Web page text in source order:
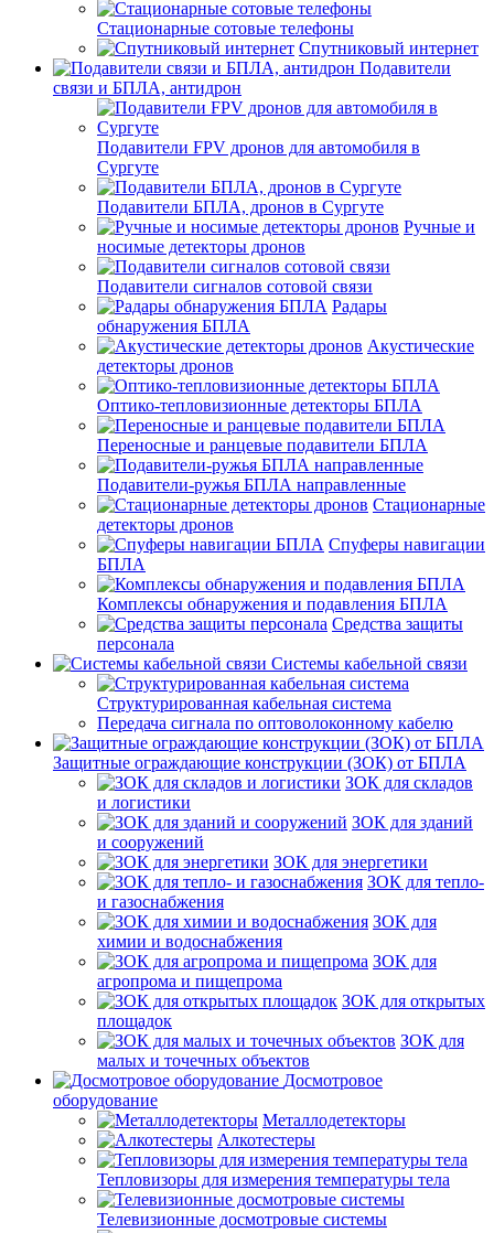
Стационарные сотовые телефоны
Спутниковый интернет
Подавители
связи и БПЛА, антидрон
Подавители FPV дронов для автомобиля в
Сургуте
Подавители БПЛА, дронов в Сургуте
Ручные и
носимые детекторы дронов
Подавители сигналов сотовой связи
Радары
обнаружения БПЛА
Акустические
детекторы дронов
Оптико-тепловизионные детекторы БПЛА
Переносные и ранцевые подавители БПЛА
Подавители-ружья БПЛА направленные
Стационарные
детекторы дронов
Спуферы навигации
БПЛА
Комплексы обнаружения и подавления БПЛА
Средства защиты
персонала
Системы кабельной связи
Структурированная кабельная система
Передача сигнала по оптоволоконному кабелю
Защитные ограждающие конструкции (ЗОК) от БПЛА
ЗОК для складов
и логистики
ЗОК для зданий
и сооружений
ЗОК для энергетики
ЗОК для тепло-
и газоснабжения
ЗОК для
химии и водоснабжения
ЗОК для
агропрома и пищепрома
ЗОК для открытых
площадок
ЗОК для
малых и точечных объектов
Досмотровое
оборудование
Металлодетекторы
Алкотестеры
Тепловизоры для измерения температуры тела
Телевизионные досмотровые системы